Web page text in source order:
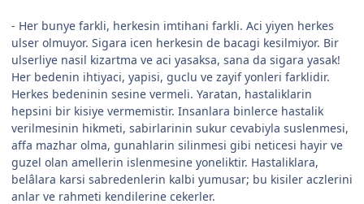
- Her bunye farkli, herkesin imtihani farkli. Aci yiyen herkes
ulser olmuyor. Sigara icen herkesin de bacagi kesilmiyor. Bir
ulserliye nasil kizartma ve aci yasaksa, sana da sigara yasak!
Her bedenin ihtiyaci, yapisi, guclu ve zayif yonleri farklidir.
Herkes bedeninin sesine vermeli. Yaratan, hastaliklarin
hepsini bir kisiye vermemistir. Insanlara binlerce hastalik
verilmesinin hikmeti, sabirlarinin sukur cevabiyla suslenmesi,
affa mazhar olma, gunahlarin silinmesi gibi neticesi hayir ve
guzel olan amellerin islenmesine yoneliktir. Hastaliklara,
belâlara karsi sabredenlerin kalbi yumusar; bu kisiler aczlerini
anlar ve rahmeti kendilerine cekerler.